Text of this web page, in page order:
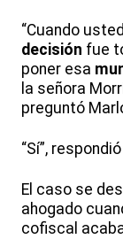
“Cuando
decisión fue
poner esa
la señora
preguntó
“Sí”, respondió
El caso se
ahogado
cofiscal